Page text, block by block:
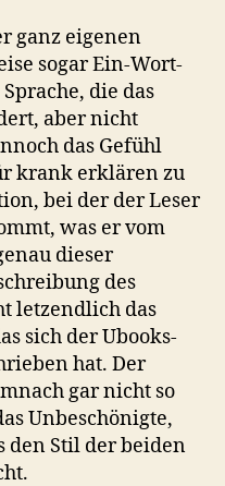
ganz eigenen
sogar Ein-Wort-
die das
aber nicht
das Gefühl
krank erklären zu
bei der der Leser
was er vom
dieser
des
letzendlich das
sich der Ubooks-
hat. Der
gar nicht so
Unbeschönigte,
den Stil der beiden